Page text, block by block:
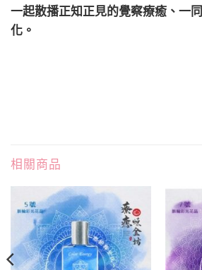
一起散播正知正見的覺察療癒、一
化。
相關商品